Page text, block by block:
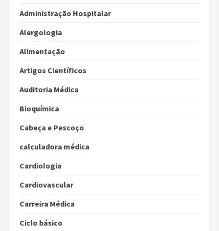
Administração Hospitalar
Alergologia
Alimentação
Artigos Científicos
Auditoria Médica
Bioquímica
Cabeça e Pescoço
calculadora médica
Cardiologia
Cardiovascular
Carreira Médica
Ciclo básico